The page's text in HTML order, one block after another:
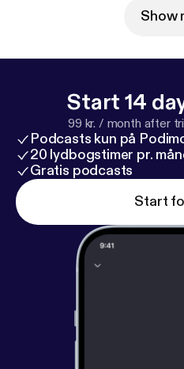
Show
Start 14
99 kr. / month after
Podcasts kun på
20 lydbogstimer pr.
Gratis podcasts
Start